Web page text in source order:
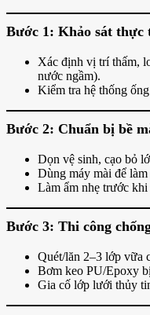
Bước 1: Khảo sát thực
Xác định vị trí thấm,
nước ngầm).
Kiểm tra hệ thống
Bước 2: Chuẩn bị bề
Dọn vệ sinh, cạo bỏ
Dùng máy mài để làm
Làm ẩm nhẹ trước
Bước 3: Thi công
Quét/lăn 2–3 lớp vữa
Bơm keo PU/Epoxy
Gia cố lớp lưới thủy